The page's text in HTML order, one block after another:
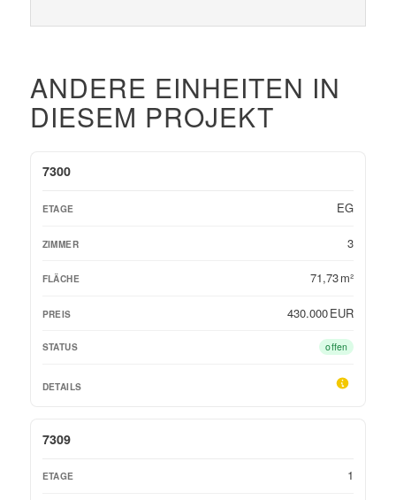
ANDERE EINHEITEN IN
DIESEM PROJEKT
7300
EG
3
71,73 m²
430.000 EUR
offen
7309
1